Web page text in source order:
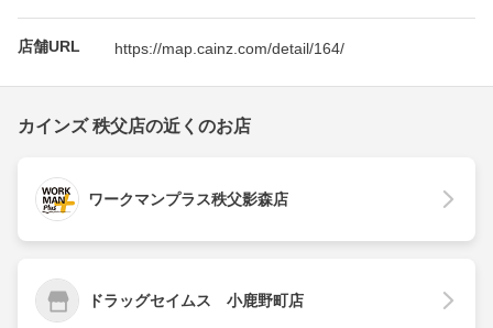
店舗URL https://map.cainz.com/detail/164/
カインズ 秩父店の近くのお店
ワークマンプラス秩父影森店
ドラッグセイムス 小鹿野町店